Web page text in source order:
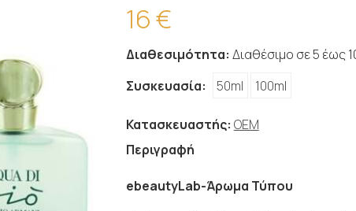
16 €
Διαθεσιμότητα: Διαθέσιμο σε 5 έως
Συσκευασία:
50ml 100ml
Κατασκευαστής: OEM
Περιγραφή
ebeautyLab-Άρωμα Τύπου